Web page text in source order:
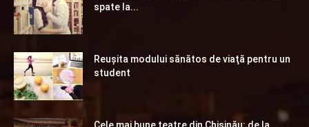
spate la...
Reuşita modului sănătos de viaţă pentru un
student